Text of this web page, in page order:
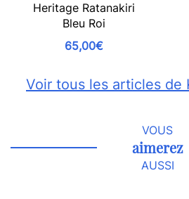
Heritage Ratanakiri
Bleu Roi
65,00€
Voir tous les articles de
VOUS
aimerez
AUSSI